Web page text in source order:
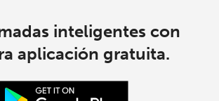
inteligentes con
aplicación gratuita.